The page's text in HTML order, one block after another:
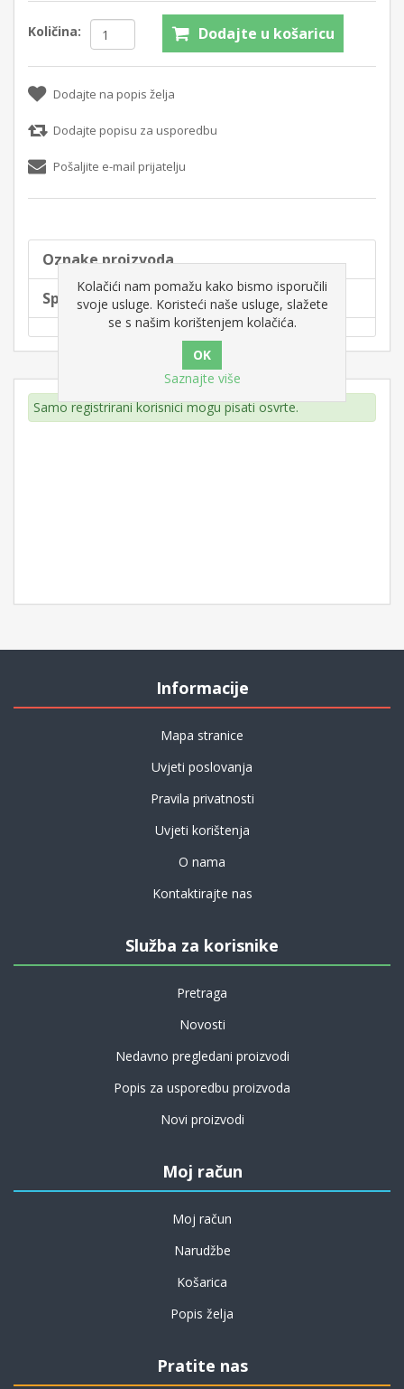
Količina: Dodajte u košaricu
Dodajte na popis želja
Dodajte popisu za usporedbu
Pošaljite e-mail prijatelju
Oznake proizvoda
Specifikacije proizvoda
Samo registrirani korisnici mogu pisati osvrte.
Informacije
Mapa stranice
Uvjeti poslovanja
Pravila privatnosti
Uvjeti korištenja
O nama
Kontaktirajte nas
Služba za korisnike
Pretraga
Novosti
Nedavno pregledani proizvodi
Popis za usporedbu proizvoda
Novi proizvodi
Moj račun
Moj račun
Narudžbe
Košarica
Popis želja
Pratite nas
Kolačići nam pomažu kako bismo isporučili
svoje usluge. Koristeći naše usluge, slažete
se s našim korištenjem kolačića.
Saznajte više